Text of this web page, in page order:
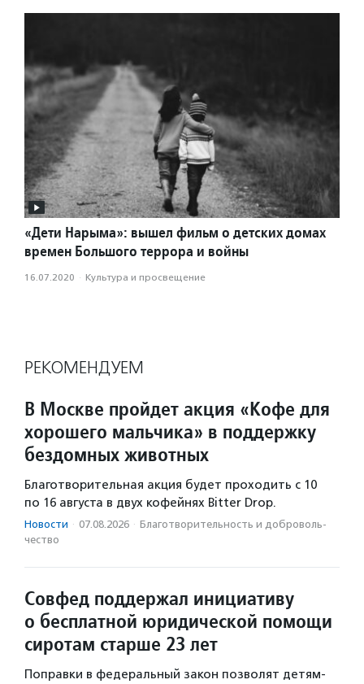
«Дети Нарыма»: вышел фильм о детских домах
времен Большого террора и войны
16.07.2020 · Культура и просвещение
РЕКОМЕНДУЕМ
В Москве пройдет акция «Кофе для
хорошего мальчика» в поддержку
бездомных животных
Благотворительная акция будет проходить с 10
по 16 августа в двух кофейнях Bitter Drop.
Новости · 07.08.2026 · Благотвори­тель­ность и доброволь­
чест­во
Совфед поддержал инициативу
о бесплатной юридической помощи
сиротам старше 23 лет
Поправки в федеральный закон позволят детям-